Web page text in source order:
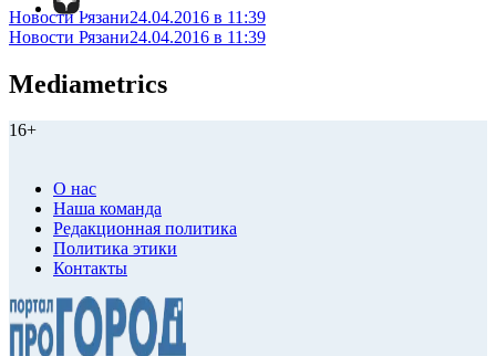
Новости Рязани24.04.2016 в 11:39
Новости Рязани24.04.2016 в 11:39
Mediametrics
16+
О нас
Наша команда
Редакционная политика
Политика этики
Контакты